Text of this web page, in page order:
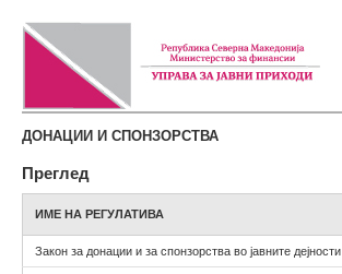
ДОНАЦИИ И СПОНЗОРСТВА
Преглед
ИМЕ НА РЕГУЛАТИВА
Закон за донации и за спонзорства во јавните дејности